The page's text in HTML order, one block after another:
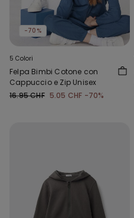
-70%
5 Colori
Felpa Bimbi Cotone con
Cappuccio e Zip Unisex
16.95 CHF 5.05 CHF -70%